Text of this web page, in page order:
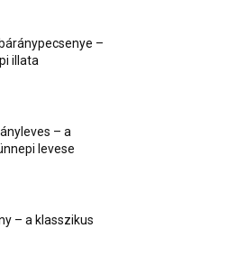
–
illata
– a
levese
– a klasszikus